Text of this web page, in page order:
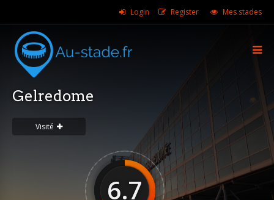
Login Register Mes stades
Gelredome
Visité
6.7